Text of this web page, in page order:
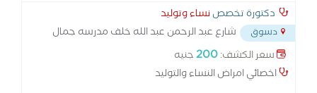
دكتورة تخصصنساء وتوليد
دسوق
شارع عبد الرحمن عبد الله خلف مدرسه جمال
عبد الناصر المرور الجديد دسوق
سعر الكشف:200جنيه
اخصائي امراض النساء والتوليد